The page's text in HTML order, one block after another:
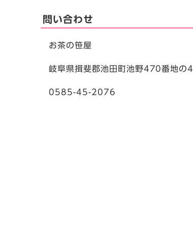
問い合わせ
お茶の笹屋
岐阜県揖斐郡池田町池野470番地の4
0585-45-2076